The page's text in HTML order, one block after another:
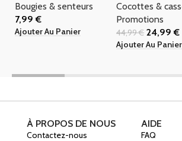
Bougies & senteurs
7,99€
Ajouter Au Panier
Cocottes &
Promotions
44,99€ 24,99€
Ajouter Au Panier
À PROPOS DE NOUS
Contactez-nous
AIDE
FAQ